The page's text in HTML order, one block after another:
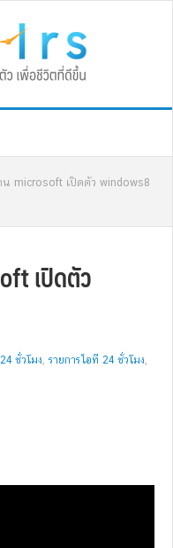
าน microsoft เปิดตัว windows8
เปิดตัว
ชั่วโมง, รายการไอที 24 ชั่วโมง,